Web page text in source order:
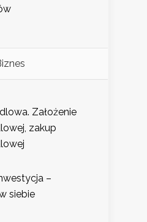
Założenie
zakup
–
siebie